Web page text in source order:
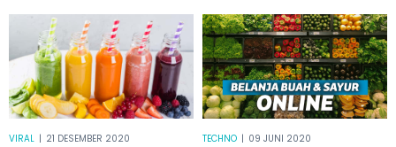
VIRAL | 21 DESEMBER 2020 TECHNO | 09 JUNI 2020